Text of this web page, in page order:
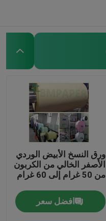
ورق النسخ الأبيض الوردي
الأصفر الخالي من الكربون
من 50 غرام إلى 60 غرام
افضل سعر